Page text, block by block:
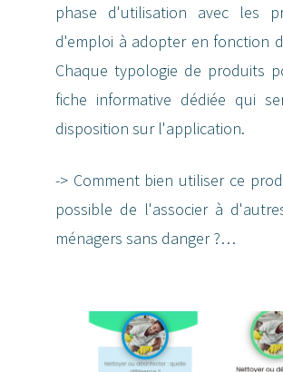
phase d'utilisation avec les
d'emploi à adopter en fonction
Chaque typologie de produits
fiche informative dédiée qui
disposition sur l'application.
-> Comment bien utiliser ce
possible de l'associer à
ménagers sans danger ?…